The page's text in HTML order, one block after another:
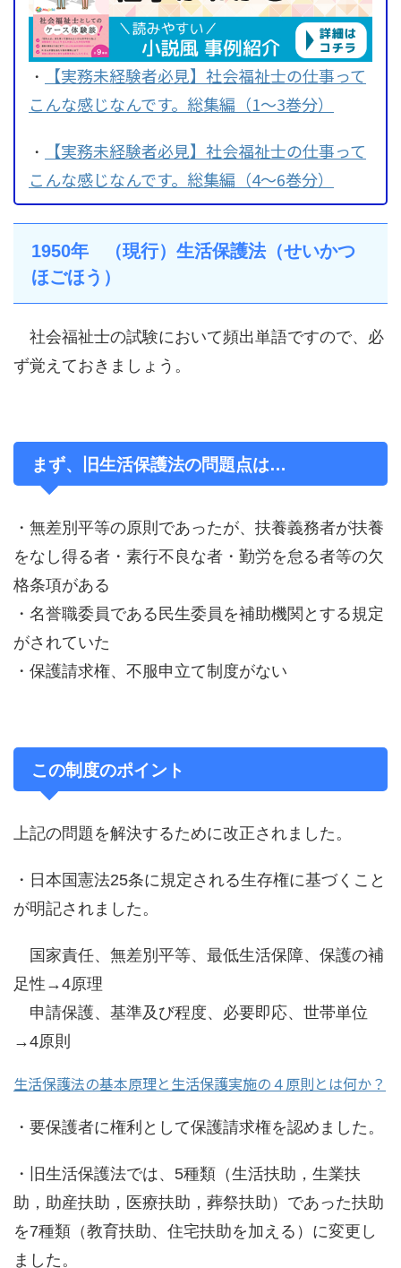
・
【実務未経験者必見】社会福祉士の仕事って
こんな感じなんです。総集編（1～3巻分）
・
【実務未経験者必見】社会福祉士の仕事って
こんな感じなんです。総集編（4～6巻分）
1950年 （現行）生活保護法（せいかつ
ほごほう）
社会福祉士の試験において頻出単語ですので、必
ず覚えておきましょう。
まず、旧生活保護法の問題点は…
・無差別平等の原則であったが、扶養義務者が扶養
をなし得る者・素行不良な者・勤労を怠る者等の欠
格条項がある
・名誉職委員である民生委員を補助機関とする規定
がされていた
・保護請求権、不服申立て制度がない
この制度のポイント
上記の問題を解決するために改正されました。
・日本国憲法25条に規定される生存権に基づくこと
が明記されました。
国家責任、無差別平等、最低生活保障、保護の補
足性→4原理
申請保護、基準及び程度、必要即応、世帯単位
→4原則
生活保護法の基本原理と生活保護実施の４原則とは何か？
・要保護者に権利として保護請求権を認めました。
・旧生活保護法では、5種類（生活扶助，生業扶
助，助産扶助，医療扶助，葬祭扶助）であった扶助
を7種類（教育扶助、住宅扶助を加える）に変更し
ました。